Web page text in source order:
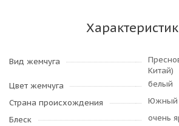
Вид жемчуга
Китай)
Цвет жемчуга
белый
Страна происхождения
Южный
Блеск
очень